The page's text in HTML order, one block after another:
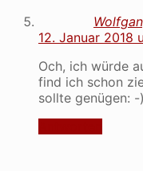
12. Januar 2018
Och, ich würde
find ich schon
sollte genügen: -)